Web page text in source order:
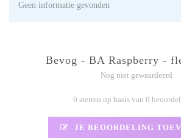
Geen informatie gevonden
Bevog - BA Raspberry -
Nog niet gewaardeerd
0 sterren op basis van 0
JE BEOORDELING